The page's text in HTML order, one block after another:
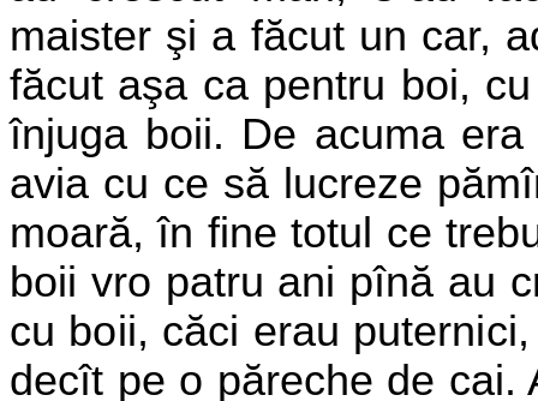
maister şi a făcut un car,
făcut aşa ca pentru boi,
înjuga boii. De acuma
avia cu ce să lucreze
moară, în fine totul ce
boii vro patru ani pînă au
cu boii, căci erau
decît pe o păreche de